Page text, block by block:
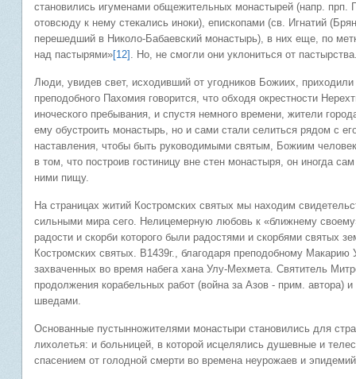
становились игуменами общежительных монастырей (напр. прп.
отовсюду к нему стекались иноки), епископами (св. Игнатий
перешедший в Николо-Бабаевский монастырь), в них еще, по
над пастырями»[12] . Но, не смогли они уклониться от
Люди, увидев свет, исходивший от угодников Божиих,
преподобного Пахомия говорится, что обходя окрестности
иноческого пребывания, и спустя немного времени, жители
ему обустроить монастырь, но и сами стали селиться рядом с
наставления, чтобы быть руководимыми святым, Божиим
в том, что построив гостиницу вне стен монастыря, он иногда
ними пищу.
На страницах житий Костромских святых мы находим
сильными мира сего. Нелицемерную любовь к «ближнему
радости и скорби которого были радостями и скорбями святых
Костромских святых. В1439г., благодаря преподобному
захваченных во время набега хана Улу-Мехмета. Святитель
продолжения корабельных работ (война за Азов - прим.
шведами.
Основанные пустынножителями монастыри становились для
лихолетья: и больницей, в которой исцелялись душевные и
спасением от голодной смерти во времена неурожаев и